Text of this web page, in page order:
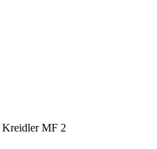
Kreidler MF 2